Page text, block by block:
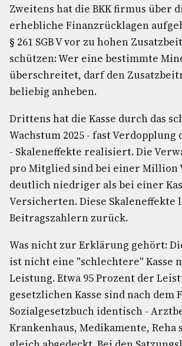
Zweitens hat die BKK firmus über
erhebliche Finanzrücklagen
§ 261 SGB V vor zu hohen
schützen: Wer eine bestimmte
überschreitet, darf den
beliebig anheben.
Drittens hat die Kasse durch das
Wachstum 2025 - fast
- Skaleneffekte realisiert. Die
pro Mitglied sind bei einer Million
deutlich niedriger als bei einer
Versicherten. Diese Skaleneffekte
Beitragszahlern zurück.
Was nicht zur Erklärung gehört:
ist nicht eine "schlechtere" Kasse
Leistung. Etwa 95 Prozent der
gesetzlichen Kasse sind nach dem
Sozialgesetzbuch identisch -
Krankenhaus, Medikamente, Reha